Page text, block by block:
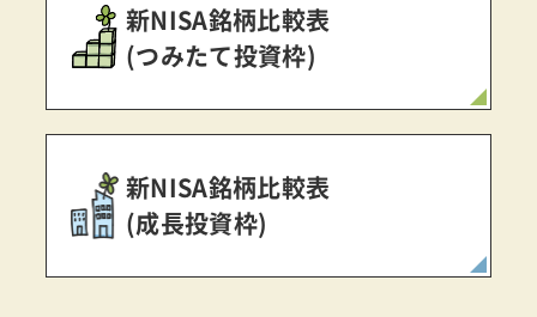
新NISA銘柄比較表
(つみたて投資枠)
新NISA銘柄比較表
(成長投資枠)